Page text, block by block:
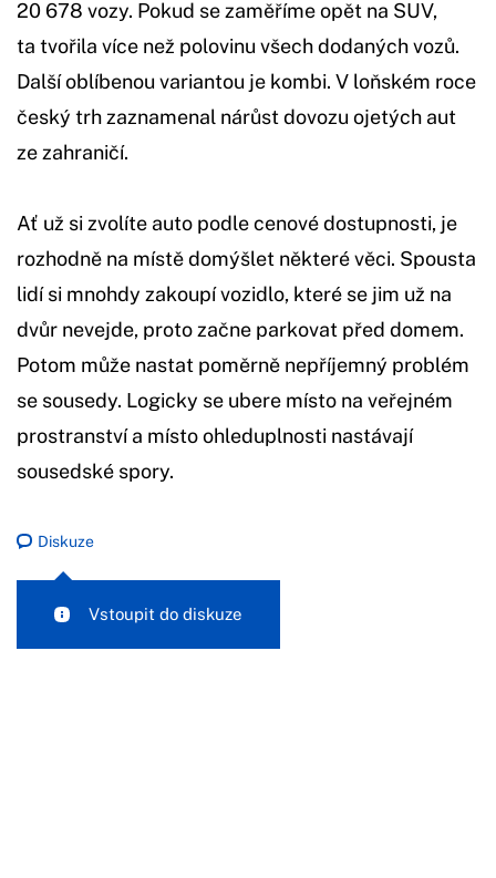
20 678 vozy. Pokud se zaměříme opět na SUV,
ta tvořila více než polovinu všech dodaných vozů.
Další oblíbenou variantou je kombi. V loňském roce
český trh zaznamenal nárůst dovozu ojetých aut
ze zahraničí.
Ať už si zvolíte auto podle cenové dostupnosti, je
rozhodně na místě domýšlet některé věci. Spousta
lidí si mnohdy zakoupí vozidlo, které se jim už na
dvůr nevejde, proto začne parkovat před domem.
Potom může nastat poměrně nepříjemný problém
se sousedy. Logicky se ubere místo na veřejném
prostranství a místo ohleduplnosti nastávají
sousedské spory.
Diskuze
Vstoupit do diskuze